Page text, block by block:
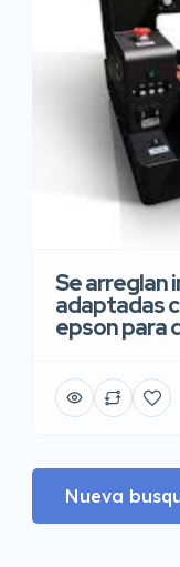
Se arreglan
adaptadas
epson para
Nueva